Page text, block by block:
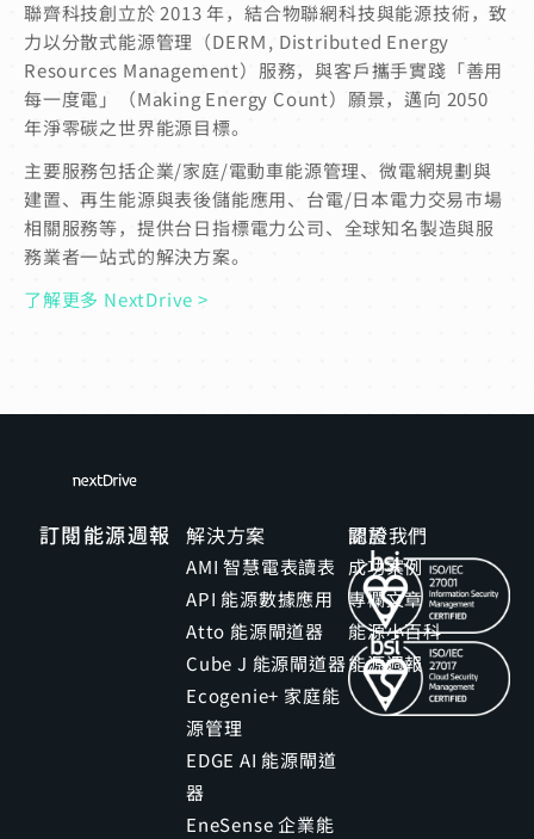
聯齊科技創立於 2013 年，結合物聯網科技與能源技術，致
力以分散式能源管理（DERＭ, Distributed Energy
Resources Management）服務，與客戶攜手實踐「善用
每一度電」（Making Energy Count）願景，邁向 2050
年淨零碳之世界能源目標。
主要服務包括企業/家庭/電動車能源管理、微電網規劃與
建置、再生能源與表後儲能應用、台電/日本電力交易市場
相關服務等，提供台日指標電力公司、全球知名製造與服
務業者一站式的解決方案。
了解更多 NextDrive >
訂閱能源週報 解決方案
AMI 智慧電表讀表
API 能源數據應用
Atto 能源閘道器
Cube J 能源閘道器
Ecogenie+ 家庭能
源管理
EDGE AI 能源閘道
器
EneSense 企業能
關於我們
成功案例
專欄文章
能源小百科
能源週報
認證